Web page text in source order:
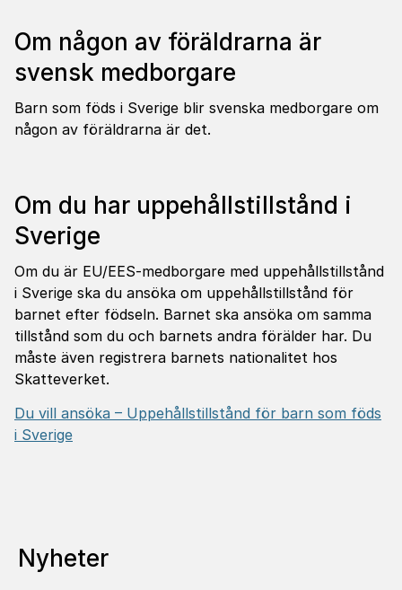
Om någon av föräldrarna är
svensk medborgare
Barn som föds i Sverige blir svenska medborgare om
någon av föräldrarna är det.
Om du har uppehållstillstånd i
Sverige
Om du är EU/EES-medborgare med uppehållstillstånd
i Sverige ska du ansöka om uppehållstillstånd för
barnet efter födseln. Barnet ska ansöka om samma
tillstånd som du och barnets andra förälder har. Du
måste även registrera barnets nationalitet hos
Skatteverket.
Du vill ansöka – Uppehållstillstånd för barn som föds
i Sverige
Nyheter